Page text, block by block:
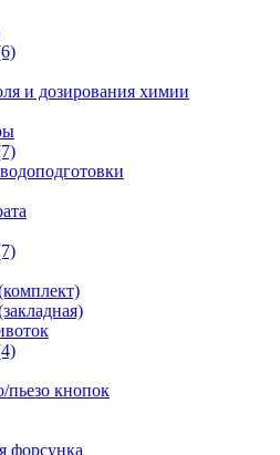
и дозирования химии
пьезо кнопок
форсунка